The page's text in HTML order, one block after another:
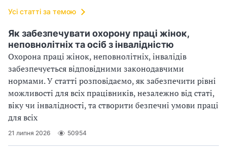
Усі статті за темою
Як забезпечувати охорону праці жінок,
неповнолітніх та осіб з інвалідністю
Охорона праці жінок, неповнолітніх, інвалідів
забезпечується відповідними законодавчими
нормами. У статті розповідаємо, як забезпечити рівні
можливості для всіх працівників, незалежно від статі,
віку чи інвалідності, та створити безпечні умови праці
для всіх
21 липня 2026 50954